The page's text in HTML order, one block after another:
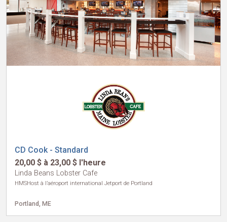
CD Cook - Standard
20,00 $ à 23,00 $ l'heure
Linda Beans Lobster Cafe
HMSHost à l’aéroport international Jetport de Portland
Portland, ME